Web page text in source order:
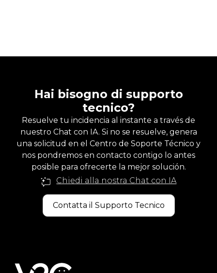
Hai bisogno di supporto
tecnico?
Resuelve tu incidencia al instante a través de
nuestro Chat con IA. Si no se resuelve, genera
una solicitud en el Centro de Soporte Técnico y
nos pondremos en contacto contigo lo antes
posible para ofrecerte la mejor solución.
Chiedi alla nostra Chat con IA
Contatta il Supporto Tecnico